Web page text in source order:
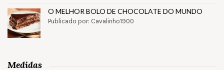
O MELHOR BOLO DE CHOCOLATE DO MUNDO
Publicado por: Cavalinho1900
Medidas